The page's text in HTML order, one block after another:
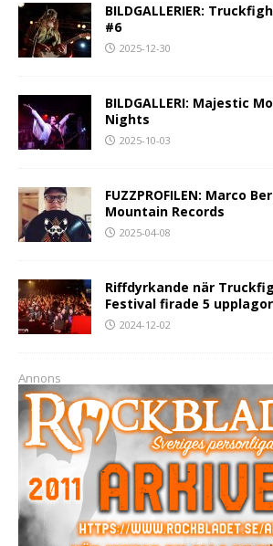
BILDGALLERIER:
#6
2025-12-30
BILDGALLERI: Majestic
Nights
2025-10-03
FUZZPROFILEN: Marco
Mountain Records
2025-04-08
Riffdyrkande när
Festival firade 5 upplagor
2024-12-02
Annons